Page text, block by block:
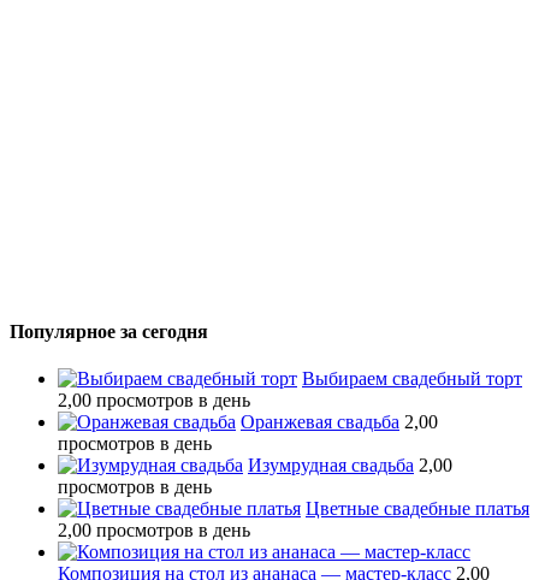
Популярное за сегодня
Выбираем свадебный торт
2,00 просмотров в день
Оранжевая свадьба 2,00
просмотров в день
Изумрудная свадьба 2,00
просмотров в день
Цветные свадебные платья
2,00 просмотров в день
Композиция на стол из ананаса — мастер-класс 2,00